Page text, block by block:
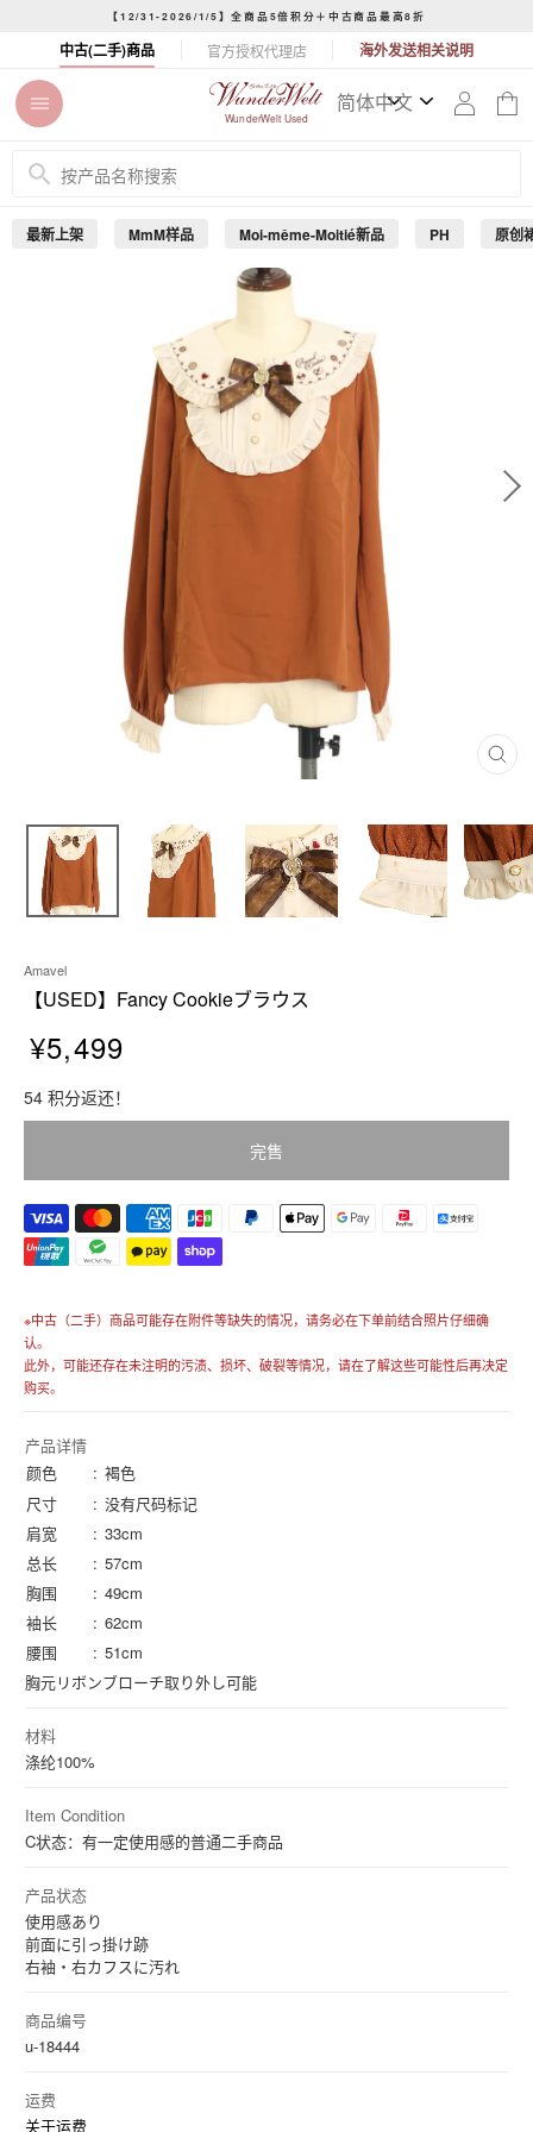
ツ
ス
イ
ド
止
め
る
【12/31-2026/1/5】全商品5倍积分＋中古商品最高8折
中古(二手)商品 官方授权代理店 海外发送相关说明
WunderWelt Used
最新上架 MmM样品 Moi-même-Moitié新品 PH 原创
閉
Amavel
【USED】Fancy Cookieブラウス
売
価
価
格
¥5,499
54 积分返还！
完售
※中古（二手）商品可能存在附件等缺失的情况，请务必在下单前结合照片仔细确
认。
此外，可能还存在未注明的污渍、损坏、破裂等情况，请在了解这些可能性后再决定
购买。
产品详情
颜色
褐色
尺寸
没有尺码标记
肩宽
33cm
总长
57cm
胸围
49cm
袖长
62cm
腰围
51cm
胸元リボンブローチ取り外し可能
材料
涤纶100%
Item Condition
C状态：有一定使用感的普通二手商品
产品状态
使用感あり
前面に引っ掛け跡
右袖・右カフスに汚れ
商品编号
u-18444
运费
关于运费